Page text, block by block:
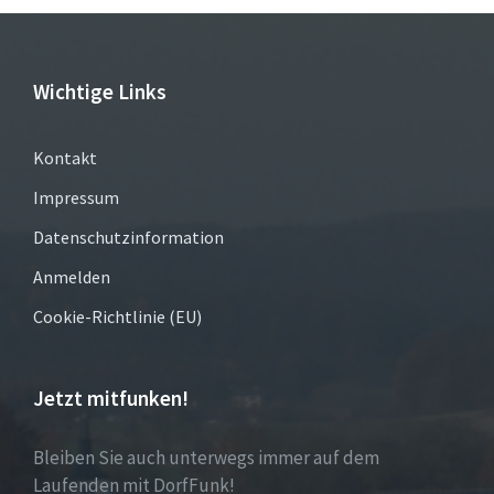
Wichtige Links
Kontakt
Impressum
Datenschutzinformation
Anmelden
Cookie-Richtlinie (EU)
Jetzt mitfunken!
Bleiben Sie auch unterwegs immer auf dem
Laufenden mit DorfFunk!